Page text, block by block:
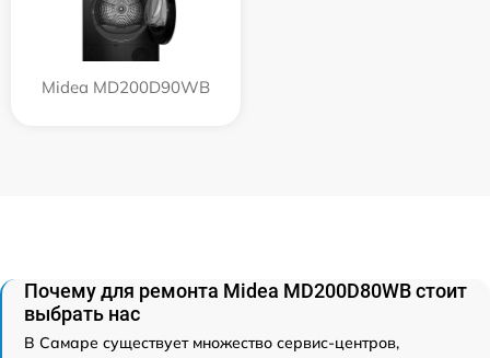
Midea MD200D90WB
Почему для ремонта Midea MD200D80WB стоит
выбрать нас
В Самаре существует множество сервис-центров,